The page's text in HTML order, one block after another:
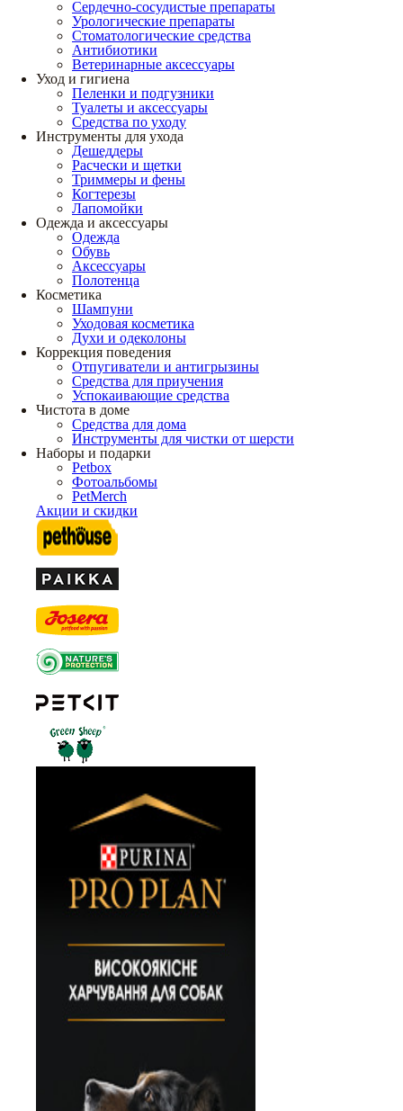
Сердечно-сосудистые препараты
Урологические препараты
Стоматологические средства
Антибиотики
Ветеринарные аксессуары
Уход и гигиена
Пеленки и подгузники
Туалеты и аксессуары
Средства по уходу
Инструменты для ухода
Дешеддеры
Расчески и щетки
Триммеры и фены
Когтерезы
Лапомойки
Одежда и аксессуары
Одежда
Обувь
Аксессуары
Полотенца
Косметика
Шампуни
Уходовая косметика
Духи и одеколоны
Коррекция поведения
Отпугиватели и антигрызины
Средства для приучения
Успокаивающие средства
Чистота в доме
Средства для дома
Инструменты для чистки от шерсти
Наборы и подарки
Petbox
Фотоальбомы
PetMerch
Акции и скидки